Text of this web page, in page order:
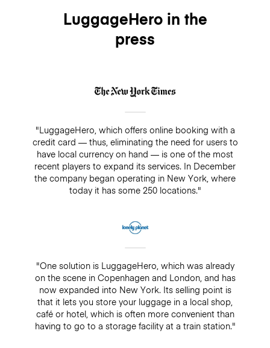
LuggageHero in the
press
"LuggageHero, which offers online booking with a
credit card — thus, eliminating the need for users to
have local currency on hand — is one of the most
recent players to expand its services. In December
the company began operating in New York, where
today it has some 250 locations."
"One solution is LuggageHero, which was already
on the scene in Copenhagen and London, and has
now expanded into New York. Its selling point is
that it lets you store your luggage in a local shop,
café or hotel, which is often more convenient than
having to go to a storage facility at a train station."